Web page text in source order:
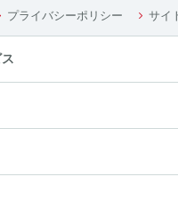
プライバシーポリシー サイ